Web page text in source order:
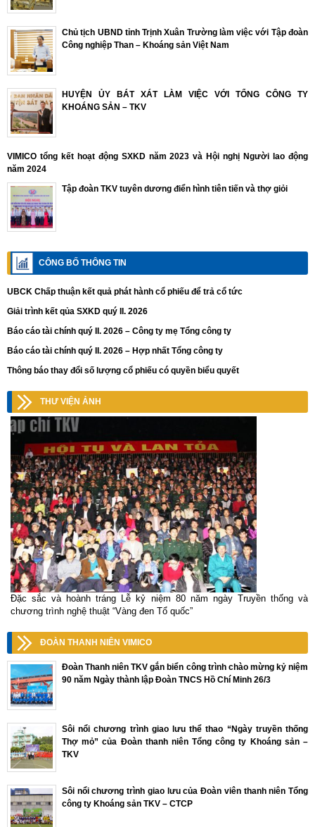
Chủ tịch UBND tỉnh Trịnh Xuân Trường làm việc với Tập đoàn
Công nghiệp Than – Khoáng sản Việt Nam
HUYỆN ỦY BÁT XÁT LÀM VIỆC VỚI TỔNG CÔNG TY
KHOÁNG SẢN – TKV
VIMICO tổng kết hoạt động SXKD năm 2023 và Hội nghị Người lao động
năm 2024
Tập đoàn TKV tuyên dương điển hình tiên tiến và thợ giỏi
CÔNG BỐ THÔNG TIN
UBCK Chấp thuận kết quả phát hành cổ phiếu để trả cổ tức
Giải trình kết qủa SXKD quý II. 2026
Báo cáo tài chính quý II. 2026 – Công ty mẹ Tổng công ty
Báo cáo tài chính quý II. 2026 – Hợp nhất Tổng công ty
Thông báo thay đổi số lượng cổ phiếu có quyền biểu quyết
THƯ VIỆN ẢNH
Đặc sắc và hoành tráng Lễ kỷ niệm 80 năm ngày Truyền thống và
chương trình nghệ thuật “Vàng đen Tổ quốc”
ĐOÀN THANH NIÊN VIMICO
Đoàn Thanh niên TKV gắn biển công trình chào mừng kỷ niệm
90 năm Ngày thành lập Đoàn TNCS Hồ Chí Minh 26/3
Sôi nổi chương trình giao lưu thể thao “Ngày truyền thống
Thợ mỏ” của Đoàn thanh niên Tổng công ty Khoáng sản –
TKV
Sôi nổi chương trình giao lưu của Đoàn viên thanh niên Tổng
công ty Khoáng sản TKV – CTCP